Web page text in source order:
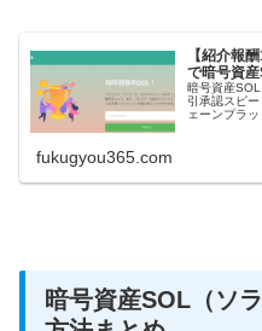
【紹介報
で暗号資産
暗号資産
引承認スピ
ェーンプラ
fukugyou365.com
暗号資産SOL（ソ